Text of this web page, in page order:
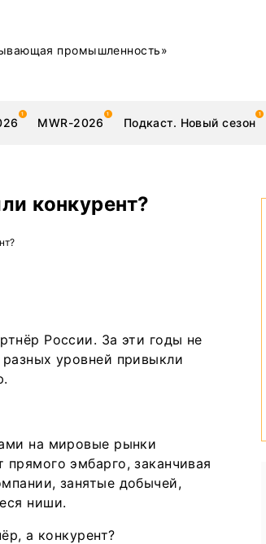
промышленность»
MWR-2026 Подкаст. Новый сезон
металлы
Нашими глазами |
Бренд
Тренды
Каталог компаний
конкурент?
России. За эти годы не
уровней привыкли
на мировые рынки
эмбарго, заканчивая
занятые добычей,
ниши.
а конкурент?